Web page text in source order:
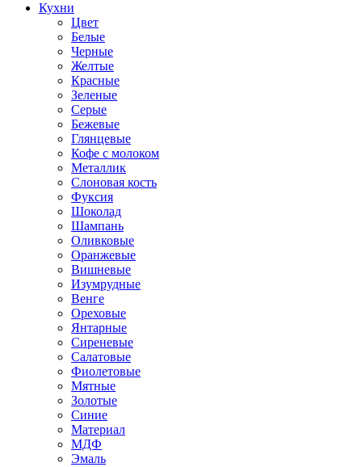
Кухни
Цвет
Белые
Черные
Желтые
Красные
Зеленые
Серые
Бежевые
Глянцевые
Кофе с молоком
Металлик
Слоновая кость
Фуксия
Шоколад
Шампань
Оливковые
Оранжевые
Вишневые
Изумрудные
Венге
Ореховые
Янтарные
Сиреневые
Салатовые
Фиолетовые
Мятные
Золотые
Синие
Материал
МДФ
Эмаль